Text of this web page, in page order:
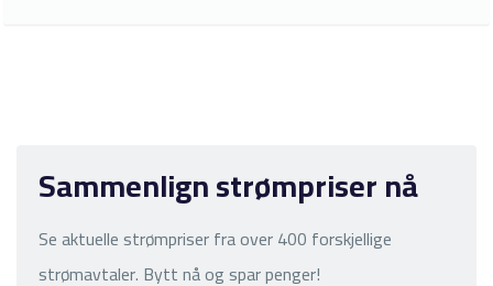
Sammenlign strømpriser nå
Se aktuelle strømpriser fra over 400 forskjellige
strømavtaler. Bytt nå og spar penger!